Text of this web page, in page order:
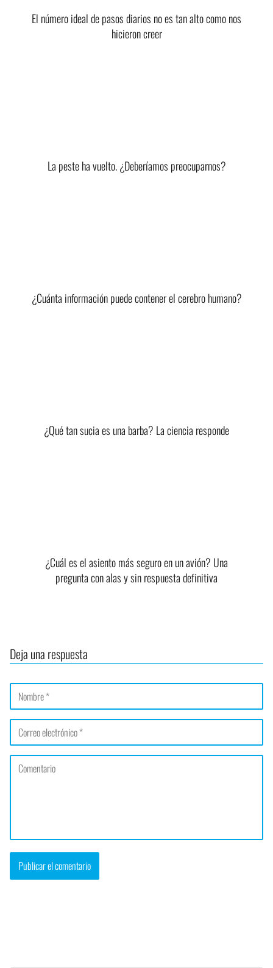
El número ideal de pasos diarios no es tan alto como nos
hicieron creer
La peste ha vuelto. ¿Deberíamos preocuparnos?
¿Cuánta información puede contener el cerebro humano?
¿Qué tan sucia es una barba? La ciencia responde
¿Cuál es el asiento más seguro en un avión? Una
pregunta con alas y sin respuesta definitiva
Deja una respuesta